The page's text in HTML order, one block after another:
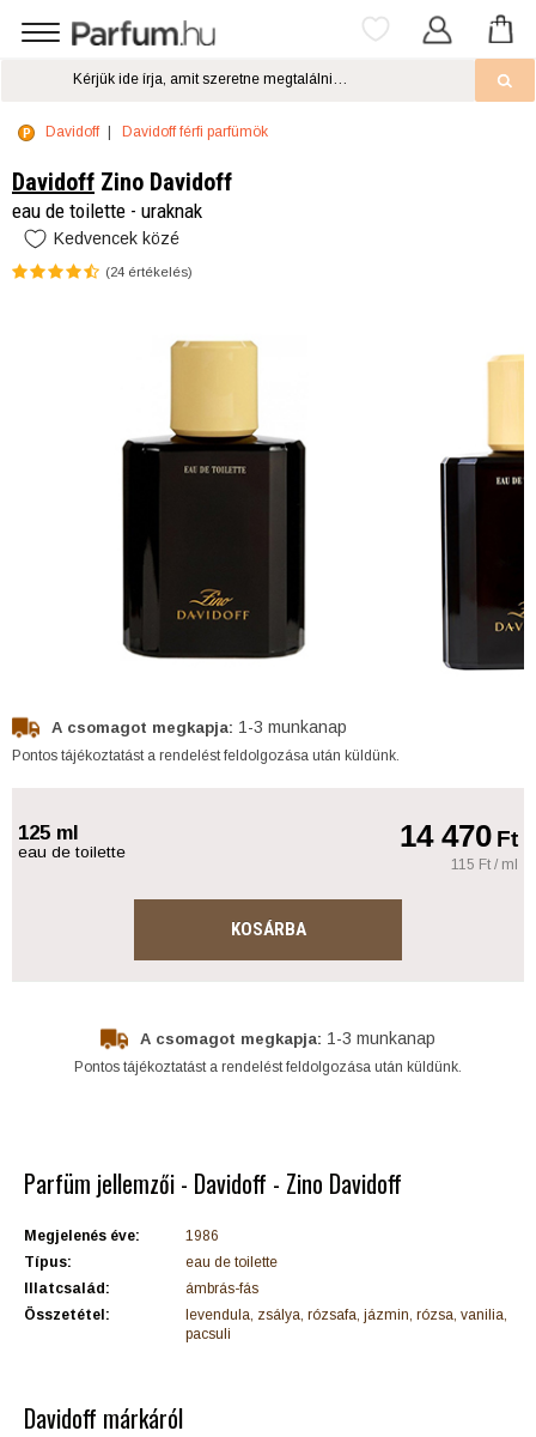
Davidoff Davidoff férfi parfümök
Davidoff Zino Davidoff
eau de toilette - uraknak
Kedvencek közé
(24 értékelés)
A csomagot megkapja: 1-3 munkanap
Pontos tájékoztatást a rendelést feldolgozása után küldünk.
125 ml
eau de toilette 14 470Ft
115 Ft / ml
KOSÁRBA
A csomagot megkapja: 1-3 munkanap
Pontos tájékoztatást a rendelést feldolgozása után küldünk.
Parfüm jellemzői - Davidoff - Zino Davidoff
Megjelenés éve:
1986
Típus:
eau de toilette
Illatcsalád:
ámbrás-fás
Összetétel:
levendula, zsálya, rózsafa, jázmin, rózsa, vanilia,
pacsuli
Davidoff márkáról